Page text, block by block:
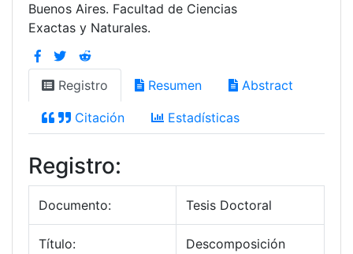
Buenos Aires. Facultad de Ciencias
Exactas y Naturales.
Registro Resumen Abstract
Citación Estadísticas
Registro:
Documento: Tesis Doctoral
Título:
Descomposición